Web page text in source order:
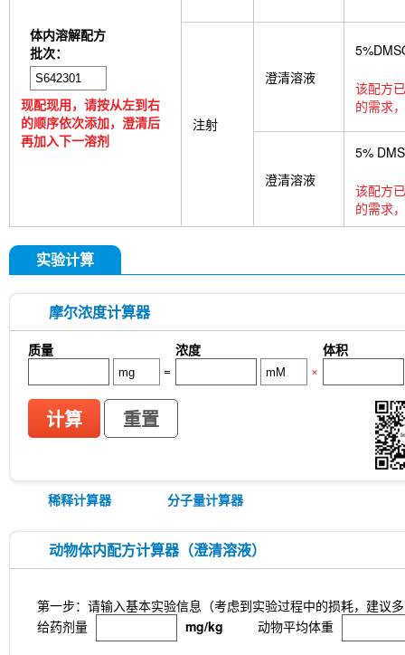
体内溶解配方
批次：
现配现用，请按从左到右
的顺序依次添加，澄清后
再加入下一溶剂
注射
澄清溶液
该配方
的需求
澄清溶液
5%
该配方
的需求
实验计算
摩尔浓度计算器
质量 浓度
体积
=
×
计算 重置
稀释计算器 分子量计算器
动物体内配方计算器（澄清溶液）
第一步：请输入基本实验信息（考虑到实验过程中的损耗，建议
给药剂量
mg/kg 动物平均体重